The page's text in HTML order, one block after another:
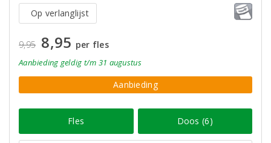
Op verlanglijst
9,95 8,95 per fles
Aanbieding geldig t/m 31 augustus
Aanbieding
Fles Doos (6)